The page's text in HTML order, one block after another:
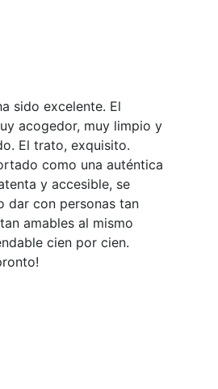
sido excelente. El
acogedor, muy limpio y
El trato, exquisito.
como una auténtica
y accesible, se
dar con personas tan
amables al mismo
cien por cien.